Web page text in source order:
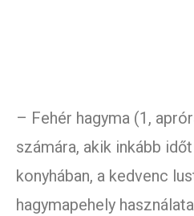
– Fehér hagyma (1,
számára, akik inkább
konyhában, a kedvenc
hagymapehely